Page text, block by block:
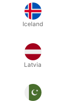
effect. And
one that will
teary-eyed
Iceland
Latvia